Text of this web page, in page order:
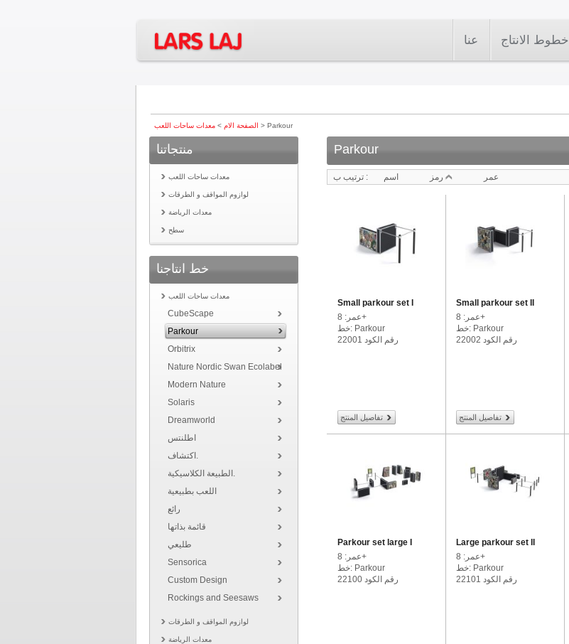
عنا خطوط الانتاج
الصفحة الام > > Parkour
منتجاتنا
معدات ساحات اللعب
لوازوم المواقف و الطرقات
معدات الرياضة
سطح
خط انتاجنا
معدات ساحات اللعب
CubeScape
Parkour
Orbitrix
Nature Nordic Swan Ecolabel
Modern Nature
Solaris
Dreamworld
اطلنتس
اكتشاف.
الطبيعة الكلاسيكية.
اللعب بطبيعية
رائع
قائمة بذاتها
طليعي
Sensorica
Custom Design
Rockings and Seesaws
لوازوم المواقف و الطرقات
معدات الرياضة
Parkour
ترتيب ب : اسم عمر
Small parkour set I
عمر: 8+
خط: Parkour
رقم الكود 22001
تفاصيل المنتج
Small parkour set II
عمر: 8+
خط: Parkour
رقم الكود 22002
تفاصيل المنتج
Parkour set large I
عمر: 8+
خط: Parkour
رقم الكود 22100
Large parkour set II
عمر: 8+
خط: Parkour
رقم الكود 22101